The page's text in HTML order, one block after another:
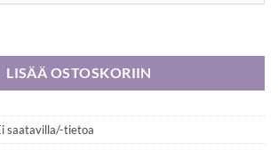
LISÄÄ OSTOSKORIIN
saatavilla/-tietoa